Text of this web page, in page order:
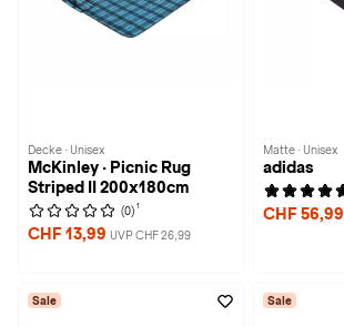
Decke · Unisex
McKinley · Picnic Rug
Striped II 200x180cm
(0) 1
CHF 13,99 UVP CHF 26,99
Matte · Unisex
adidas
CHF 56,99
Sale Sale